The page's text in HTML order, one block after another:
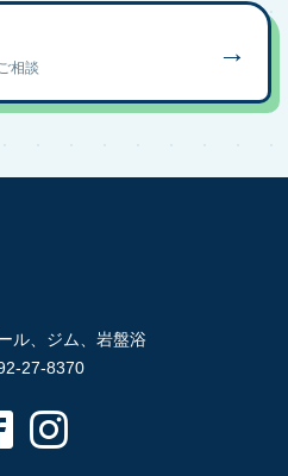
相談 →
ル、ジム、岩盤浴
27-8370